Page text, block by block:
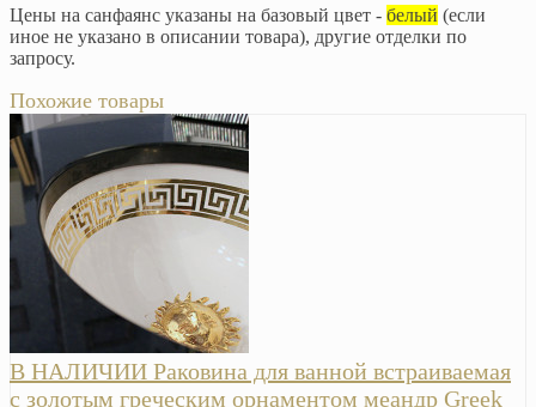
Цены на санфаянс указаны на базовый цвет - белый (если
иное не указано в описании товара), другие отделки по
запросу.
Похожие товары
В НАЛИЧИИ Раковина для ванной встраиваемая
с золотым греческим орнаментом меандр Greek